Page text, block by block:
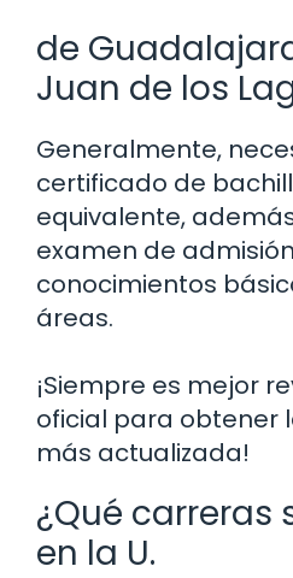
de
Juan de los
Generalmente,
certificado de
equivalente,
examen de
conocimientos
áreas.
¡Siempre es mejor
oficial para obtener
más actualizada!
¿Qué carreras
en la U.